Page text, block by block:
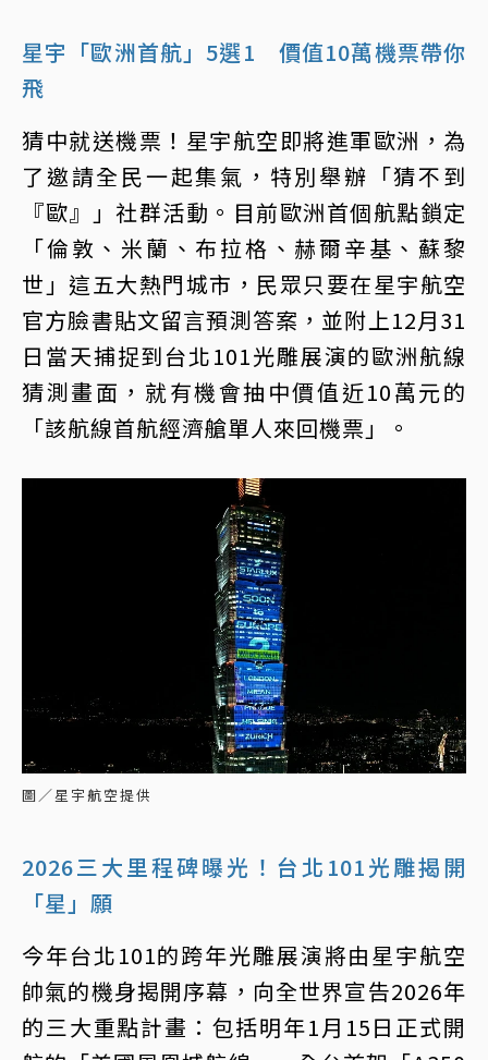
星宇「歐洲首航」5選1 價值10萬機票帶你
飛
猜中就送機票！星宇航空即將進軍歐洲，為
了邀請全民一起集氣，特別舉辦「猜不到
『歐』」社群活動。目前歐洲首個航點鎖定
「倫敦、米蘭、布拉格、赫爾辛基、蘇黎
世」這五大熱門城市，民眾只要在星宇航空
官方臉書貼文留言預測答案，並附上12月31
日當天捕捉到台北101光雕展演的歐洲航線
猜測畫面，就有機會抽中價值近10萬元的
「該航線首航經濟艙單人來回機票」。
圖／星宇航空提供
2026三大里程碑曝光！台北101光雕揭開
「星」願
今年台北101的跨年光雕展演將由星宇航空
帥氣的機身揭開序幕，向全世界宣告2026年
的三大重點計畫：包括明年1月15日正式開